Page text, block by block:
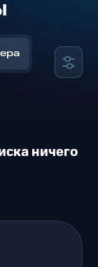
ничего